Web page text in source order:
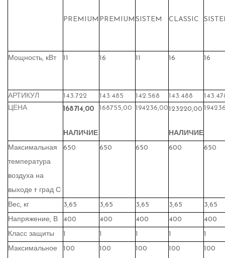
PREMIUM PREMIUM SISTEM CLASSIC
Мощность, кВт 11 16 11 16 16
АРТИКУЛ 143.722 143.485 142.568 143.488
ЦЕНА
168714,00
НАЛИЧИЕ
168755,00 194236,00123220,00
НАЛИЧИЕ
Максимальная
температура
воздуха на
выходе t град С
650 650 650 600 650
Вес, кг 3,65 3,65 3,65 3,65
3,65
Напряжение, В
400 400 400 400
400
Класс защиты
1 1 1 1
1
Максимальное
100 100 100 100 100